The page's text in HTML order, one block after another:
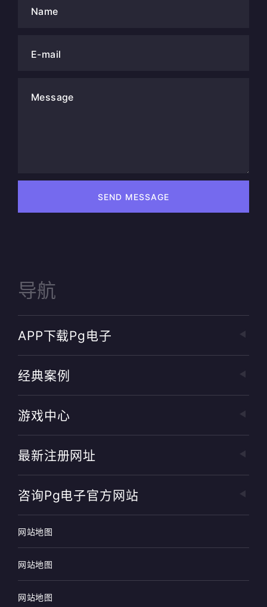
Name
E-mail
Message
SEND MESSAGE
导航
APP下载pg电子
经典案例
游戏中心
最新注册网址
咨询pg电子官方网站
网站地图
网站地图
网站地图